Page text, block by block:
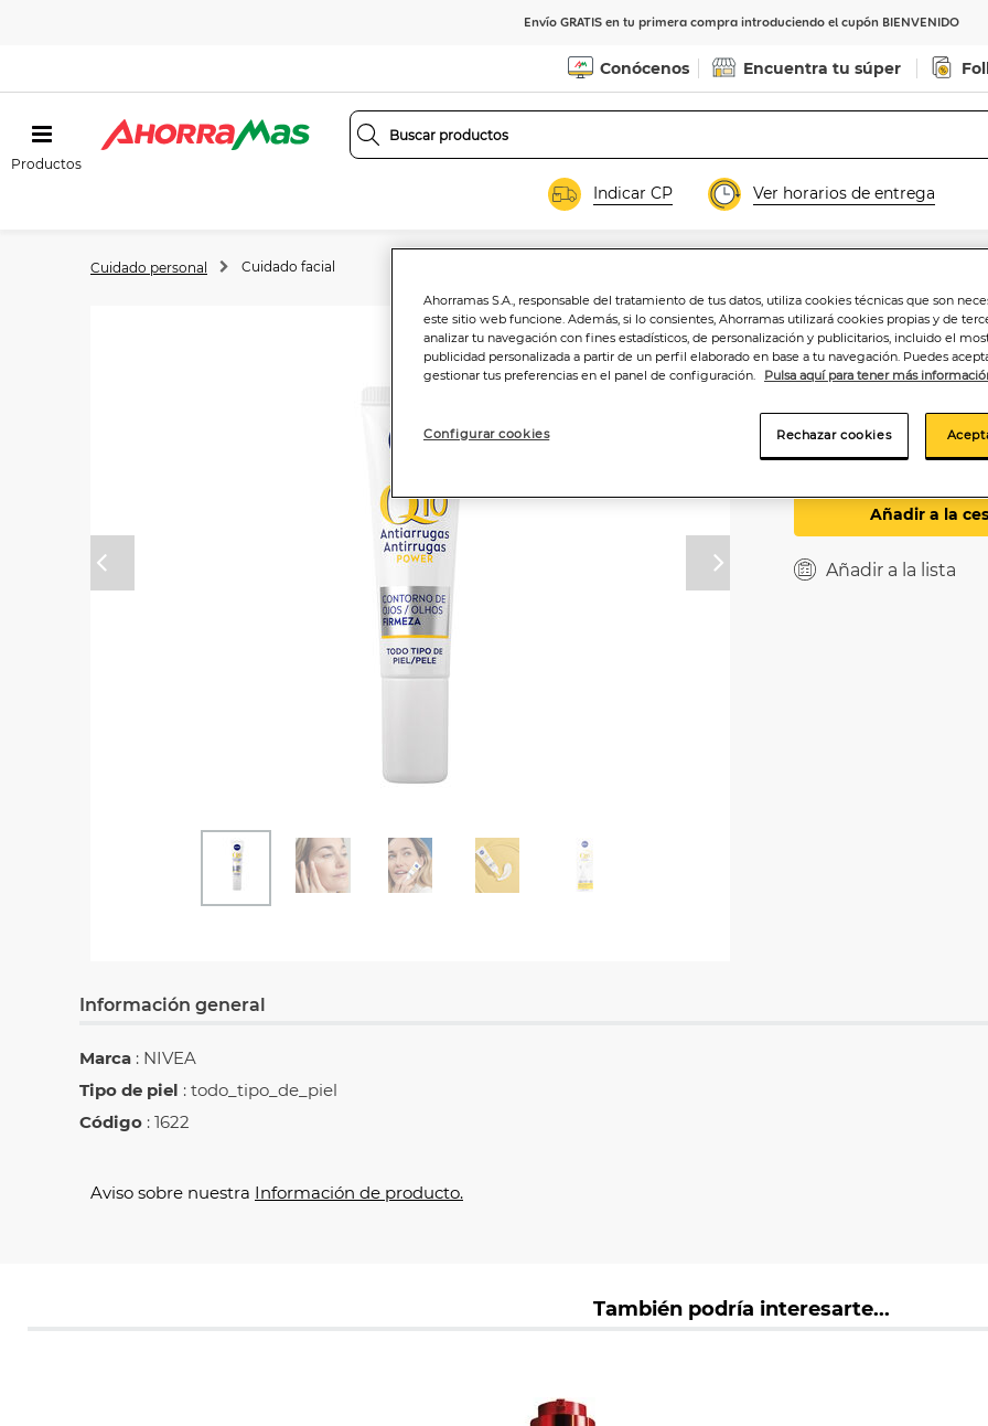
Envío GRATIS en tu primera compra introduciendo el cupón BIENVENIDO
Conócenos Encuentra tu súper
Productos
Indicar CP Ver horarios de entrega
Cuidado personal Cuidado facial
Anterior Próximo
Crema
15ml Todo tipo
10,99€
73,27€/100 ml.
Añadir a la
Añadir a la lista
Información general
Marca : NIVEA
Tipo de piel : todo_tipo_de_piel
Código : 1622
Aviso sobre nuestra Información de producto.
También podría interesarte...
Ahorramas S.A., responsable del tratamiento de tus datos, utiliza cookies técnicas que son
este sitio web funcione. Además, si lo consientes, Ahorramas utilizará cookies propias y de
analizar tu navegación con fines estadísticos, de personalización y publicitarios, incluido el
publicidad personalizada a partir de un perfil elaborado en base a tu navegación. Puedes
gestionar tus preferencias en el panel de configuración.
Pulsa aquí para tener más
Configurar cookies Rechazar cookies